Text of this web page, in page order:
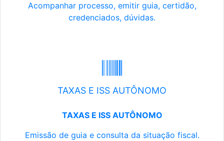
Acompanhar processo, emitir guia, certidão,
credenciados, dúvidas.
TAXAS E ISS AUTÔNOMO
TAXAS E ISS AUTÔNOMO
Emissão de guia e consulta da situação fiscal.